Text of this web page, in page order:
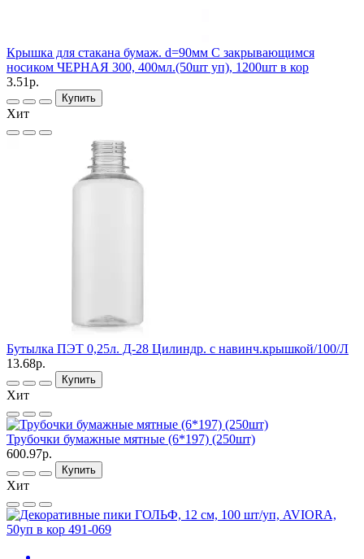
Крышка для стакана бумаж. d=90мм С закрывающимся
носиком ЧЕРНАЯ 300, 400мл.(50шт уп), 1200шт в кор
3.51р.
Купить
Хит
Бутылка ПЭТ 0,25л. Д-28 Цилиндр. с навинч.крышкой/100/Л
13.68р.
Купить
Хит
Трубочки бумажные мятные (6*197) (250шт)
600.97р.
Купить
Хит